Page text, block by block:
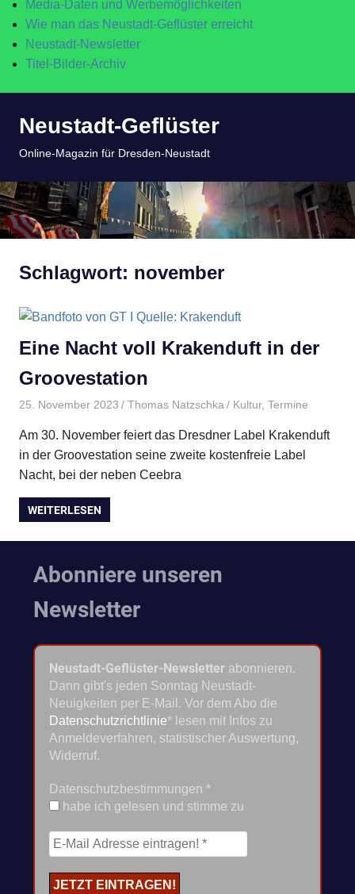
Media-Daten und Werbemöglichkeiten
Wie man das Neustadt-Geflüster erreicht
Neustadt-Newsletter
Titel-Bilder-Archiv
InhaltNeustadt-Geflüster
Online-Magazin für Dresden-Neustadt
Schlagwort: november
Eine Nacht voll Krakenduft in der
Groovestation
25. November 2023 Thomas Natzschka Kultur, Termine
Am 30. November feiert das Dresdner Label Krakenduft
in der Groovestation seine zweite kostenfreie Label
Nacht, bei der neben Ceebra
WEITERLESEN
Abonniere unseren
Newsletter
Neustadt-Geflüster-Newsletter abonnieren.
Dann gibt's jeden Sonntag Neustadt-
Neuigkeiten per E-Mail. Vor dem Abo die
Datenschutzrichtlinie* lesen mit Infos zu
Anmeldeverfahren, statistischer Auswertung,
Widerruf.
Datenschutzbestimmungen *
habe ich gelesen und stimme zu